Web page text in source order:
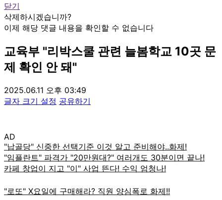
닫기
삭제하시겠습니까?
이제 해당 댓글 내용을 확인할 수 없습니다
교육부 "리박스쿨 관련 늘봄학교 10곳 문
제 확인 안 돼"
2025.06.11 오후 03:49
글자 크기 설정 공유하기
AD